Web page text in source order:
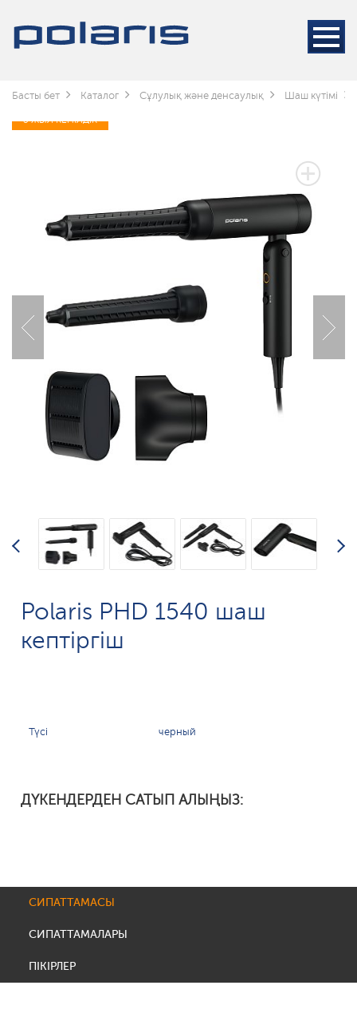
Басты бет Каталог Сұлулық және денсаулық Шаш күтімі
3 ЖЫЛ КЕПІЛДІК
Polaris PHD 1540 шаш
кептіргіш
Түсі черный
ДҮКЕНДЕРДЕН САТЫП АЛЫҢЫЗ:
СИПАТТАМАСЫ
СИПАТТАМАЛАРЫ
ПІКІРЛЕР